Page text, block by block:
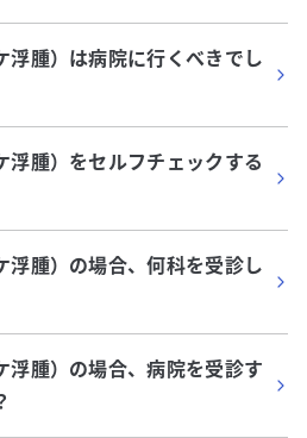
浮腫）は病院に行くべきでし
浮腫）をセルフチェックする
浮腫）の場合、何科を受診し
浮腫）の場合、病院を受診す